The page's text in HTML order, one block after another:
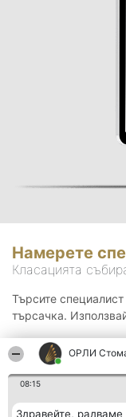
ОРЛИ
08:15
Здравейте,
Намерете
Класацията
Търсите
търсачка.